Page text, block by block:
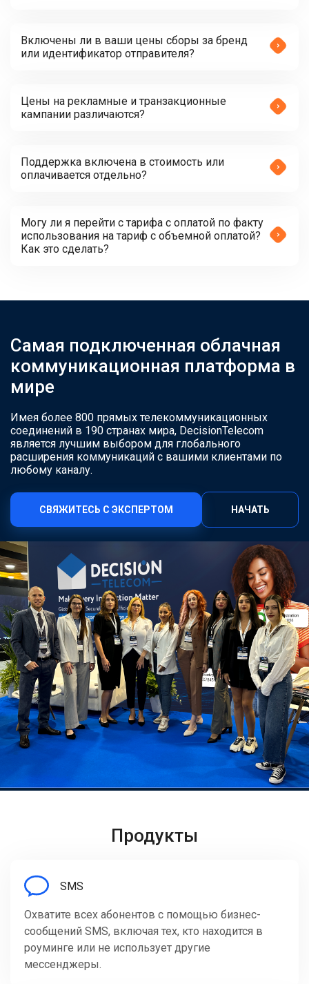
Включены ли в ваши цены сборы за бренд
или идентификатор отправителя?
Цены на рекламные и транзакционные
кампании различаются?
Поддержка включена в стоимость или
оплачивается отдельно?
Могу ли я перейти с тарифа с оплатой по факту
использования на тариф с объемной оплатой?
Как это сделать?
Самая подключенная облачная
коммуникационная платформа в
мире
Имея более 800 прямых телекоммуникационных
соединений в 190 странах мира, DecisionTelecom
является лучшим выбором для глобального
расширения коммуникаций с вашими клиентами по
любому каналу.
СВЯЖИТЕСЬ С ЭКСПЕРТОМ НАЧАТЬ
Продукты
SMS
Охватите всех абонентов с помощью бизнес-
сообщений SMS, включая тех, кто находится в
роуминге или не использует другие
мессенджеры.